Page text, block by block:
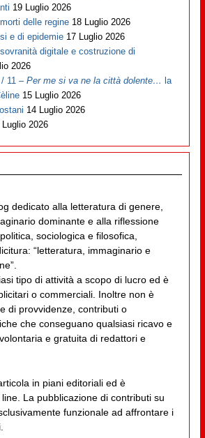
19 Luglio 2026
delle regine 18 Luglio 2026
e di epidemie 17 Luglio 2026
digitale e costruzione di
2026
/ 11 –Per me si va ne la città dolente… la
15 Luglio 2026
14 Luglio 2026
Luglio 2026
dedicato alla letteratura di genere,
dominante e alla riflessione
sociologica e filosofica,
“letteratura, immaginario e
tipo di attività a scopo di lucro ed è
o commerciali. Inoltre non è
di provvidenze, contributi o
che conseguano qualsiasi ricavo e
e gratuita di redattori e
in piani editoriali ed è
La pubblicazione di contributi su
funzionale ad affrontare i